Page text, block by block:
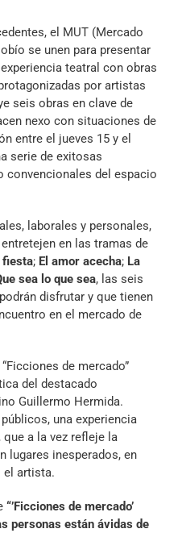
el MUT (Mercado
se unen para presentar
experiencia teatral con obras
por artistas
seis obras en clave de
nexo con situaciones de
entre el jueves 15 y el
serie de exitosas
convencionales del espacio
laborales y personales,
en las tramas de
fiesta; El amor acecha; La
sea lo que sea, las seis
disfrutar y que tienen
en el mercado de
de mercado”
del destacado
Guillermo Hermida.
una experiencia
a la vez refleje la
lugares inesperados, en
el artista.
“’Ficciones de mercado’
personas están ávidas de